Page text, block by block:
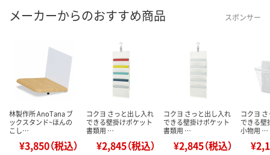
メーカーからのおすすめ商品 スポンサー
林製作所 AnoTana ブ
ックスタンド~ほんの
こし…
¥3,850（税込）
コクヨ さっと出し入れ
できる壁掛けポケット
書類用 …
¥2,845（税込）
コクヨ さっと出し入れ
できる壁掛けポケット
書類用 …
¥2,845（税込）
コクヨ
できる壁
小物用 …